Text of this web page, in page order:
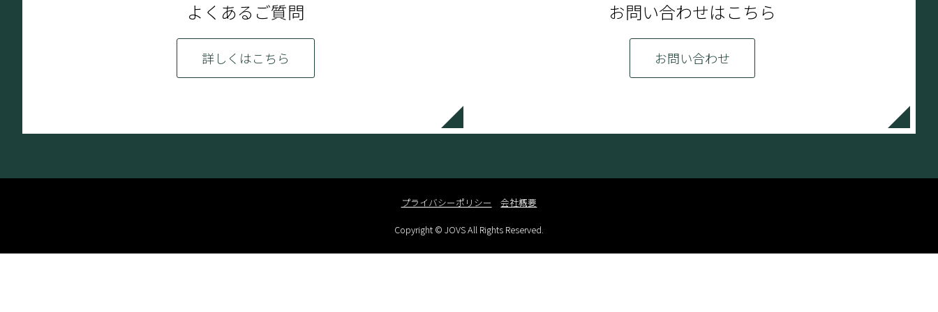
よくあるご質問
詳しくはこちら
お問い合わせはこちら
お問い合わせ
プライバシーポリシー 会社概要
Copyright © JOVS All Rights Reserved.